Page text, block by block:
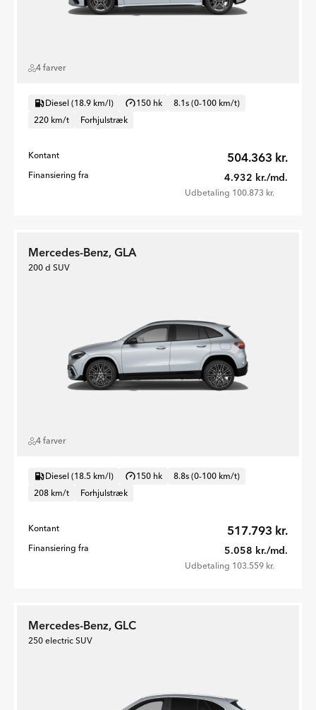
4 farver
Diesel (18.9 km/l) 150 hk
8.1s (0-100 km/t)
220 km/t
Forhjulstræk
Kontant 504.363 kr.
Finansiering fra 4.932 kr./md.
Udbetaling 100.873 kr.
Mercedes-Benz, GLA
200 d SUV
4 farver
Diesel (18.5 km/l) 150 hk
8.8s (0-100 km/t)
208 km/t
Forhjulstræk
Kontant 517.793 kr.
Finansiering fra 5.058 kr./md.
Udbetaling 103.559 kr.
Mercedes-Benz, GLC
250 electric SUV